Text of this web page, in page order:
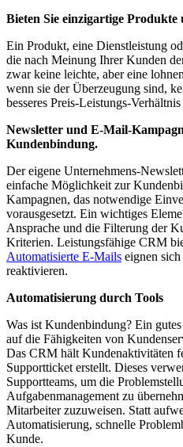
Bieten Sie einzigartige Produkte
Ein Produkt, eine Dienstleistung
die nach Meinung Ihrer Kunden
zwar keine leichte, aber eine
wenn sie der Überzeugung sind,
besseres Preis-Leistungs-
Newsletter und E-Mail-
Kundenbindung.
Der eigene Unternehmens-
einfache Möglichkeit zur
Kampagnen, das notwendige
vorausgesetzt. Ein wichtiges
Ansprache und die Filterung der
Kriterien. Leistungsfähige CRM
Automatisierte E-Mails eignen
reaktivieren.
Automatisierung durch Tools
Was ist Kundenbindung? Ein
auf die Fähigkeiten von
Das CRM hält Kundenaktivitäten
Supportticket erstellt. Dieses
Supportteams, um die
Aufgabenmanagement zu
Mitarbeiter zuzuweisen. Statt
Automatisierung, schnelle
Kunde.